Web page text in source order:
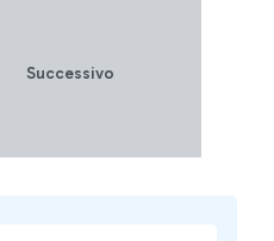
Successivo